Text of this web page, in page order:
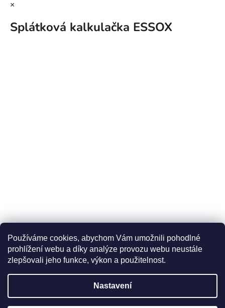
Používáme cookies, abychom Vám umožnili pohodlné
prohlížení webu a díky analýze provozu webu neustále
zlepšovali jeho funkce, výkon a použitelnost.
Nastavení
×
Splátková kalkulačka ESSOX